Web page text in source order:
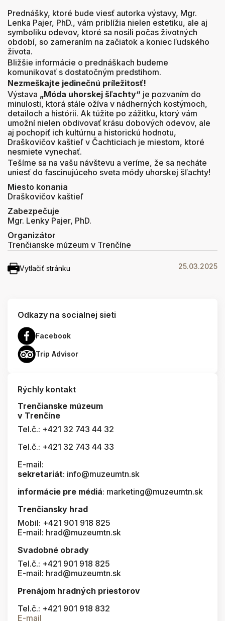
Prednášky, ktoré bude viesť autorka výstavy, Mgr.
Lenka Pajer, PhD., vám priblížia nielen estetiku, ale aj
symboliku odevov, ktoré sa nosili počas životných
období, so zameraním na začiatok a koniec ľudského
života.
Bližšie informácie o prednáškach budeme
komunikovať s dostatočným predstihom.
Nezmeškajte jedinečnú príležitosť!
Výstava „Móda uhorskej šľachty“ je pozvaním do
minulosti, ktorá stále ožíva v nádherných kostýmoch,
detailoch a histórii. Ak túžite po zážitku, ktorý vám
umožní nielen obdivovať krásu dobových odevov, ale
aj pochopiť ich kultúrnu a historickú hodnotu,
Draškovičov kaštieľ v Čachticiach je miestom, ktoré
nesmiete vynechať.
Tešíme sa na vašu návštevu a veríme, že sa necháte
uniesť do fascinujúceho sveta módy uhorskej šľachty!
Miesto konania
Draškovičov kaštieľ
Zabezpečuje
Mgr. Lenky Pajer, PhD.
Organizátor
Trenčianske múzeum v Trenčíne
Vytlačiť stránku 25.03.2025
Odkazy na socialnej sieti
Facebook
Trip Advisor
Rýchly kontakt
Trenčianske múzeum
v Trenčíne
Tel.č.: +421 32 743 44 32
Tel.č.: +421 32 743 44 33
E-mail:
sekretariát: info@muzeumtn.sk
informácie pre médiá: marketing@muzeumtn.sk
Trenčiansky hrad
Mobil: +421 901 918 825
E-mail: hrad@muzeumtn.sk
Svadobné obrady
Tel.č.: +421 901 918 825
E-mail: hrad@muzeumtn.sk
Prenájom hradných priestorov
Tel.č.: +421 901 918 832
E-mail